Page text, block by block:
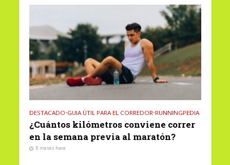
DESTACADO•GUIA ÚTIL PARA EL CORREDOR•RUNNINGPEDIA
¿Cuántos kilómetros conviene correr
en la semana previa al maratón?
8 meses hace